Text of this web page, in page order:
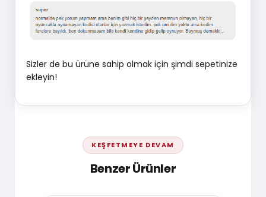
Sizler de bu ürüne sahip olmak için şimdi sepetinize
ekleyin!
KEŞFETMEYE DEVAM
Benzer Ürünler